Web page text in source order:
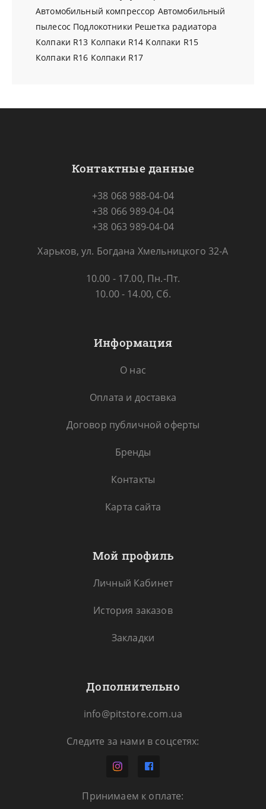
Автомобильный компрессор Автомобильный
пылесос Подлокотники Решетка радиатора
Колпаки R13 Колпаки R14 Колпаки R15
Колпаки R16 Колпаки R17
Контактные данные
+38 068 988-04-04
+38 066 989-04-04
+38 063 989-04-04
Харьков, ул. Богдана Хмельницкого 32-А
10.00 - 17.00, Пн.-Пт.
10.00 - 14.00, Сб.
Информация
О нас
Оплата и доставка
Договор публичной оферты
Бренды
Контакты
Карта сайта
Мой профиль
Личный Кабинет
История заказов
Закладки
Дополнительно
info@pitstore.com.ua
Следите за нами в соцсетях:
Принимаем к оплате: